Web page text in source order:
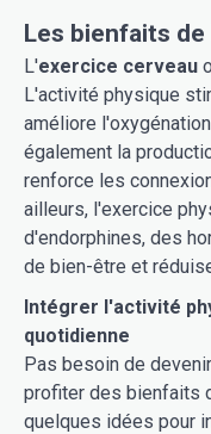
Les bienfaits
L'exercice cerveau
L'activité physique
améliore
également la
renforce les
ailleurs, l'exercice
d'endorphines, des
de bien-être et
Intégrer l'activité
quotidienne
Pas besoin de
profiter des bienfaits
quelques idées pour